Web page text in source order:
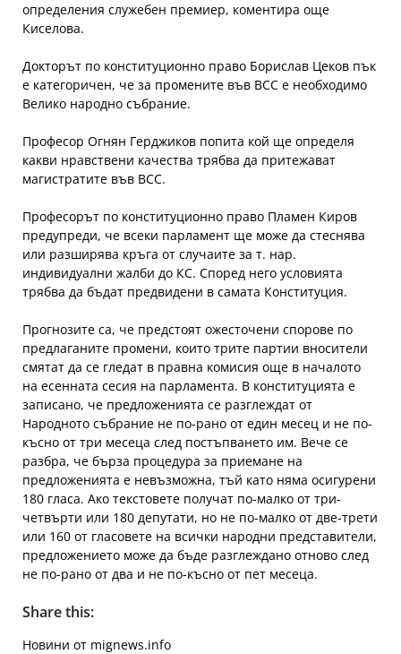
определения служебен премиер, коментира още
Киселова.
Докторът по конституционно право Борислав Цеков пък
е категоричен, че за промените във ВСС е необходимо
Велико народно събрание.
Професор Огнян Герджиков попита кой ще определя
какви нравствени качества трябва да притежават
магистратите във ВСС.
Професорът по конституционно право Пламен Киров
предупреди, че всеки парламент ще може да стеснява
или разширява кръга от случаите за т. нар.
индивидуални жалби до КС. Според него условията
трябва да бъдат предвидени в самата Конституция.
Прогнозите са, че предстоят ожесточени спорове по
предлаганите промени, които трите партии вносители
смятат да се гледат в правна комисия още в началото
на есенната сесия на парламента. В конституцията е
записано, че предложенията се разглеждат от
Народното събрание не по-рано от един месец и не по-
късно от три месеца след постъпването им. Вече се
разбра, че бърза процедура за приемане на
предложенията е невъзможна, тъй като няма осигурени
180 гласа. Ако текстовете получат по-малко от три-
четвърти или 180 депутати, но не по-малко от две-трети
или 160 от гласовете на всички народни представители,
предложението може да бъде разглеждано отново след
не по-рано от два и не по-късно от пет месеца.
Share this:
Новини от mignews.info